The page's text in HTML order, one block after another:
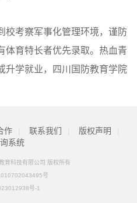
校考察军事化管理环境，谨防
体育特长者优先录取。热血青
升学就业，四川国防教育学院
作 联系我们 版权声明
系统
育科技有限公司 版权所有
号
号-1